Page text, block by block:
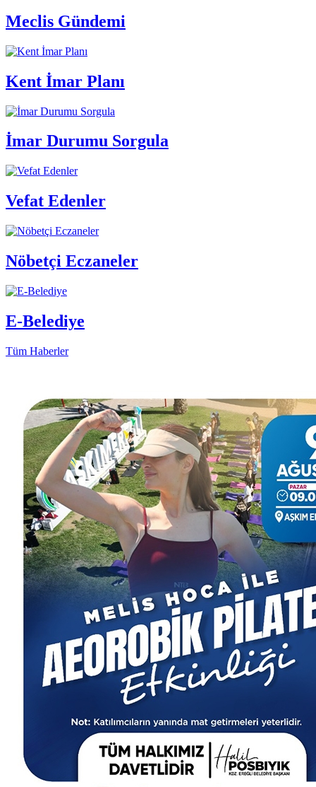
Meclis Gündemi
Kent İmar Planı
İmar Durumu Sorgula
Vefat Edenler
Nöbetçi Eczaneler
E-Belediye
Tüm Haberler